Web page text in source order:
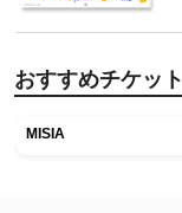
おすすめチケット
MISIA